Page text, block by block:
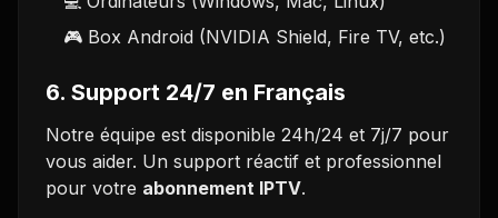
🎮 Box Android (NVIDIA Shield, Fire TV, etc.)
6. Support 24/7 en Français
Notre équipe est disponible 24h/24 et 7j/7 pour
vous aider. Un support réactif et professionnel
pour votre abonnement IPTV.